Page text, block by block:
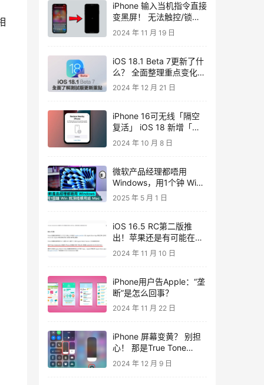
iPhone 输入当机指令直接
变黑屏！ 无法触控/锁定
画面
2024 年 11 月 19 日
iOS 18.1 Beta 7更新了什
么？ 全面整理重点变化细
节
2024 年 12 月 21 日
iPhone 16可无线「隔空
复活」 iOS 18 新增「无
线恢复」功能
2024 年 10 月 8 日
微软产品经理都唔用
Windows，用1个钟 Win
就顶唔顺用返 Mac
2025 年 5 月 1 日
iOS 16.5 RC第二版推
出！苹果还是有可能在这
周推正式版更新
2024 年 11 月 10 日
iPhone用户告Apple：“垄
断”是怎么回事？
2024 年 11 月 22 日
iPhone 屏幕变黄？ 别担
心！ 那是True Tone
display的功能！
2024 年 12 月 9 日